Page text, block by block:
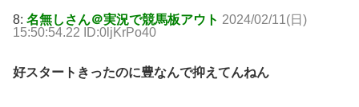
8: 名無しさん＠実況で競馬板アウト 2024/02/11(日)
15:50:54.22 ID:0ljKrPo40
好スタートきったのに豊なんで抑えてんねん